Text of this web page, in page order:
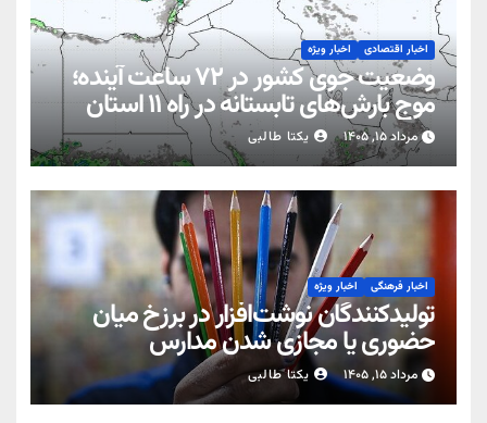
اخبار اقتصادی اخبار ویژه
وضعیت جوی کشور در ۷۲ ساعت آینده؛
موج بارش‌های تابستانه در راه ۱۱ استان
مرداد ۱۵, ۱۴۰۵ یکتا طالبی
اخبار فرهنگی اخبار ویژه
تولیدکنندگان نوشت‌افزار در برزخ میان
حضوری یا مجازی شدن مدارس
مرداد ۱۵, ۱۴۰۵ یکتا طالبی